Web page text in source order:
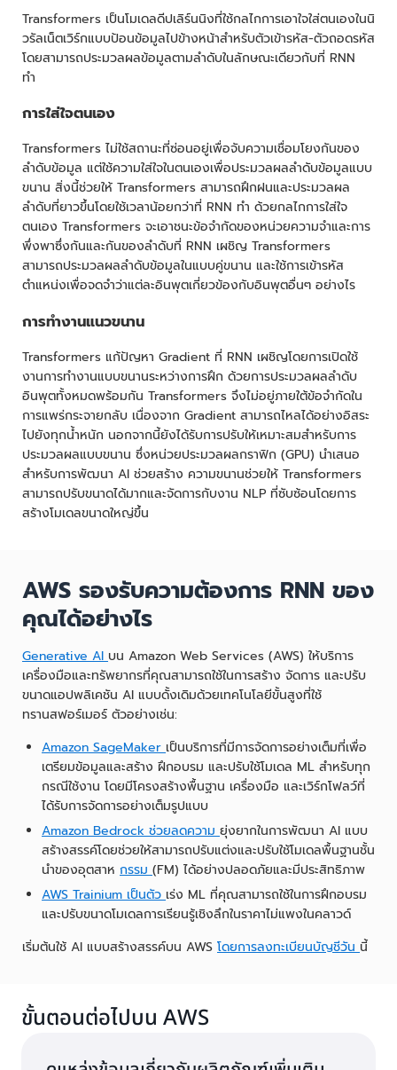
Transformers เป็นโมเดลดีปเลิร์นนิงที่ใช้กลไกการเอาใจใส่ตนเองในนิ
วรัลเน็ตเวิร์กแบบป้อนข้อมูลไปข้างหน้าสำหรับตัวเข้ารหัส-ตัวถอดรหัส
โดยสามารถประมวลผลข้อมูลตามลำดับในลักษณะเดียวกับที่ RNN
ทำ
การใส่ใจตนเอง
Transformers ไม่ใช้สถานะที่ซ่อนอยู่เพื่อจับความเชื่อมโยงกันของ
ลำดับข้อมูล แต่ใช้ความใส่ใจในตนเองเพื่อประมวลผลลำดับข้อมูลแบบ
ขนาน สิ่งนี้ช่วยให้ Transformers สามารถฝึกฝนและประมวลผล
ลำดับที่ยาวขึ้นโดยใช้เวลาน้อยกว่าที่ RNN ทำ ด้วยกลไกการใส่ใจ
ตนเอง Transformers จะเอาชนะข้อจำกัดของหน่วยความจำและการ
พึ่งพาซึ่งกันและกันของลำดับที่ RNN เผชิญ Transformers
สามารถประมวลผลลำดับข้อมูลในแบบคู่ขนาน และใช้การเข้ารหัส
ตำแหน่งเพื่อจดจำว่าแต่ละอินพุตเกี่ยวข้องกับอินพุตอื่นๆ อย่างไร
การทำงานแนวขนาน
Transformers แก้ปัญหา Gradient ที่ RNN เผชิญโดยการเปิดใช้
งานการทำงานแบบขนานระหว่างการฝึก ด้วยการประมวลผลลำดับ
อินพุตทั้งหมดพร้อมกัน Transformers จึงไม่อยู่ภายใต้ข้อจำกัดใน
การแพร่กระจายกลับ เนื่องจาก Gradient สามารถไหลได้อย่างอิสระ
ไปยังทุกน้ำหนัก นอกจากนี้ยังได้รับการปรับให้เหมาะสมสำหรับการ
ประมวลผลแบบขนาน ซึ่งหน่วยประมวลผลกราฟิก (GPU) นำเสนอ
สำหรับการพัฒนา AI ช่วยสร้าง ความขนานช่วยให้ Transformers
สามารถปรับขนาดได้มากและจัดการกับงาน NLP ที่ซับซ้อนโดยการ
สร้างโมเดลขนาดใหญ่ขึ้น
AWS รองรับความต้องการ RNN ของ
คุณได้อย่างไร
Generative AI บน Amazon Web Services (AWS) ให้บริการ
เครื่องมือและทรัพยากรที่คุณสามารถใช้ในการสร้าง จัดการ และปรับ
ขนาดแอปพลิเคชัน AI แบบดั้งเดิมด้วยเทคโนโลยีขั้นสูงที่ใช้
ทรานสฟอร์เมอร์ ตัวอย่างเช่น:
Amazon SageMaker เป็นบริการที่มีการจัดการอย่างเต็มที่เพื่อ
เตรียมข้อมูลและสร้าง ฝึกอบรม และปรับใช้โมเดล ML สำหรับทุก
กรณีใช้งาน โดยมีโครงสร้างพื้นฐาน เครื่องมือ และเวิร์กโฟลว์ที่
ได้รับการจัดการอย่างเต็มรูปแบบ
Amazon Bedrock ช่วยลดความ ยุ่งยากในการพัฒนา AI แบบ
สร้างสรรค์โดยช่วยให้สามารถปรับแต่งและปรับใช้โมเดลพื้นฐานชั้น
นำของอุตสาห กรรม (FM) ได้อย่างปลอดภัยและมีประสิทธิภาพ
AWS Trainium เป็นตัว เร่ง ML ที่คุณสามารถใช้ในการฝึกอบรม
และปรับขนาดโมเดลการเรียนรู้เชิงลึกในราคาไม่แพงในคลาวด์
เริ่มต้นใช้ AI แบบสร้างสรรค์บน AWS โดยการลงทะเบียนบัญชีวัน นี้
ขั้นตอนต่อไปบน AWS